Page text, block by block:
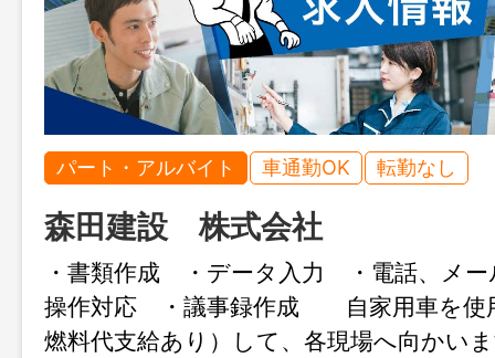
パート・アルバイト 車通勤OK 転勤なし
森田建設 株式会社
・書類作成 ・データ入力 ・電話、メ
操作対応 ・議事録作成 自家用車を使
燃料代支給あり）して、各現場へ向かい